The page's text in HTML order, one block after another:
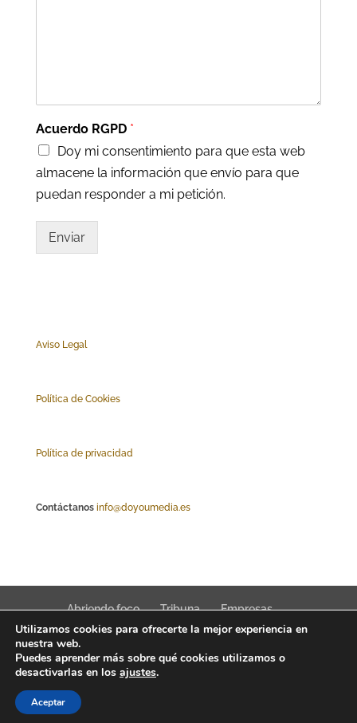
Acuerdo RGPD *
Doy mi consentimiento para que esta web
almacene la información que envío para que
puedan responder a mi petición.
Enviar
Aviso Legal
Política de Cookies
Política de privacidad
Contáctanos info@doyoumedia.es
Abriendo foco Tribuna
Empresas
Actualidad
Innovación Tendencias
Interfaz Magazine 2022 © News, trends & public affairs
Utilizamos cookies para ofrecerte la mejor experiencia en
nuestra web.
Puedes aprender más sobre qué cookies utilizamos o
desactivarlas en los ajustes.
Aceptar